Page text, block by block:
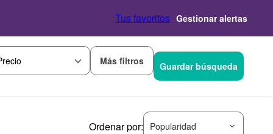
Tus favoritos Gestionar alertas
Más filtros Guardar búsqueda
Ordenar por: Popularidad